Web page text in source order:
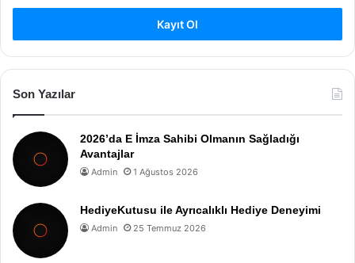
Kayıt Ol
Son Yazılar
2026’da E İmza Sahibi Olmanın Sağladığı
Avantajlar
Admin 1 Ağustos 2026
HediyeKutusu ile Ayrıcalıklı Hediye Deneyimi
Admin 25 Temmuz 2026